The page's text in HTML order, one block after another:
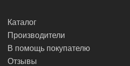
315 756 ₽
Каталог
Производители
В помощь покупателю
Отзывы